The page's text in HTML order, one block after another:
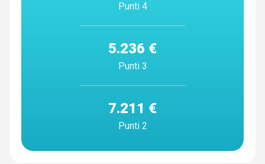
Punti 4
5.236 €
Punti 3
7.211 €
Punti 2